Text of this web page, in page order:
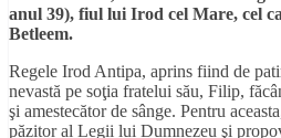
anul 39), fiul lui Irod cel Mare, cel
Betleem.
Regele Irod Antipa, aprins fiind de
nevastă pe soţia fratelui său, Filip,
şi amestecător de sânge. Pentru
păzitor al Legii lui Dumnezeu şi